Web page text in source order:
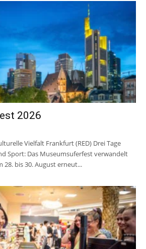
2026
Vielfalt Frankfurt (RED) Drei Tage
Sport: Das Museumsuferfest verwandelt
bis 30. August erneut...